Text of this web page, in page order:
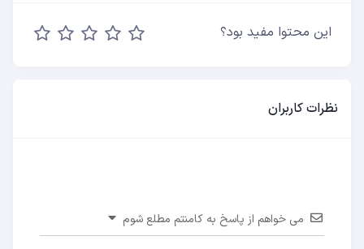
این محتوا مفید بود؟
نظرات کاربران
می خواهم از پاسخ به کامنتم مطلع شوم